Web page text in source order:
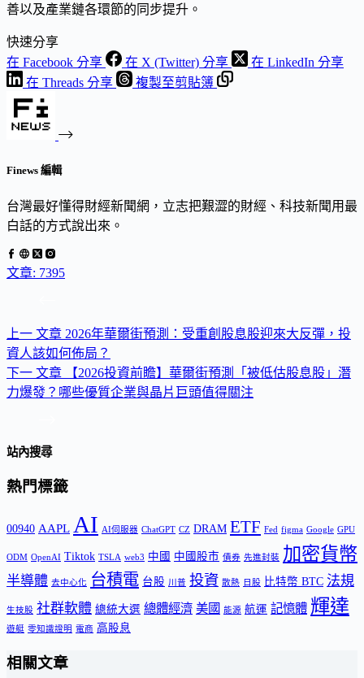
善以及產業鏈各環節的同步提升。
快速分享
在 Facebook 分享
在 X (Twitter) 分享
在 LinkedIn 分享
在 Threads 分享
複製至剪貼簿
Finews 編輯
台灣最好懂得財經新聞網，立志把艱澀的財經、科技新聞用最
白話的方式說出來。
文章: 7395
上一 文章 2026年華爾街預測：受重創股息股迎來大反彈，投
資人該如何佈局？
下一 文章
【2026投資前瞻】華爾街預測「被低估股息股」潛
力爆發？哪些優質企業與晶片巨頭值得關注
站內搜尋
熱門標籤
00940 AAPL AI AI伺服器 ChatGPT CZ DRAM ETF Fed figma Google GPU
ODM OpenAI Tiktok TSLA web3 中國 中國股市 債券 先進封裝 加密貨幣
半導體 去中心化 台積電 台股 川普 投資 散熱 日股 比特幣 BTC 法規
生技股 社群軟體 總統大選 總體經濟 美國 能源 航運 記憶體 輝達
遊艇 零知識證明 電商 高股息
相關文章